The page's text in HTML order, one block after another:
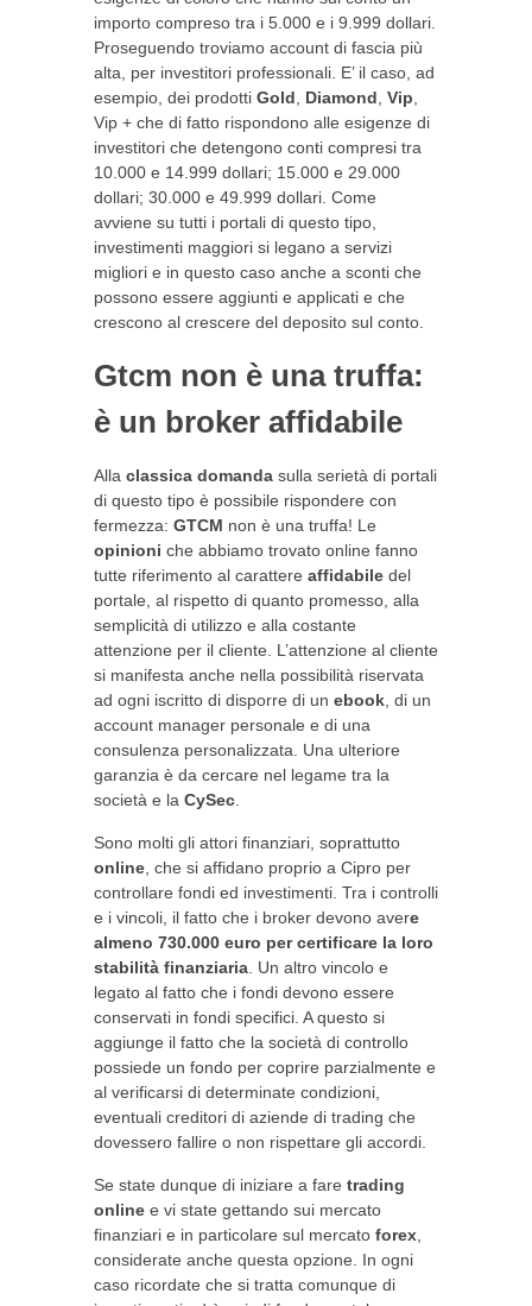
importo compreso tra i 5.000 e i 9.999 dollari.
Proseguendo troviamo account di fascia più
alta, per investitori professionali. E’ il caso, ad
esempio, dei prodotti Gold Diamond Vip
Vip + che di fatto rispondono alle esigenze di
investitori che detengono conti compresi tra
10.000 e 14.999 dollari; 15.000 e 29.000
dollari; 30.000 e 49.999 dollari. Come
avviene su tutti i portali di questo tipo,
investimenti maggiori si legano a servizi
migliori e in questo caso anche a sconti che
possono essere aggiunti e applicati e che
crescono al crescere del deposito sul conto.
Gtcm non è una truffa:
è un broker affidabile
Alla classica domanda sulla serietà di portali
di questo tipo è possibile rispondere con
fermezza: GTCM non è una truffa! Le
opinioni che abbiamo trovato online fanno
tutte riferimento al carattere affidabile del
portale, al rispetto di quanto promesso, alla
semplicità di utilizzo e alla costante
attenzione per il cliente. L’attenzione al cliente
si manifesta anche nella possibilità riservata
ad ogni iscritto di disporre di un ebook , di un
account manager personale e di una
consulenza personalizzata. Una ulteriore
garanzia è da cercare nel legame tra la
società e la CySec
Sono molti gli attori finanziari, soprattutto
online , che si affidano proprio a Cipro per
controllare fondi ed investimenti. Tra i controlli
e i vincoli, il fatto che i broker devono avere
almeno 730.000 euro per certificare la loro
stabilità finanziaria . Un altro vincolo e
legato al fatto che i fondi devono essere
conservati in fondi specifici. A questo si
aggiunge il fatto che la società di controllo
possiede un fondo per coprire parzialmente e
al verificarsi di determinate condizioni,
eventuali creditori di aziende di trading che
dovessero fallire o non rispettare gli accordi.
Se state dunque di iniziare a fare trading
online e vi state gettando sui mercato
finanziari e in particolare sul mercato forex
considerate anche questa opzione. In ogni
caso ricordate che si tratta comunque di